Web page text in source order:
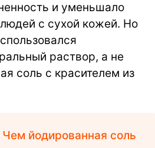
и уменьшало
с сухой кожей. Но
раствор, а не
соль с красителем из
Чем йодированная соль